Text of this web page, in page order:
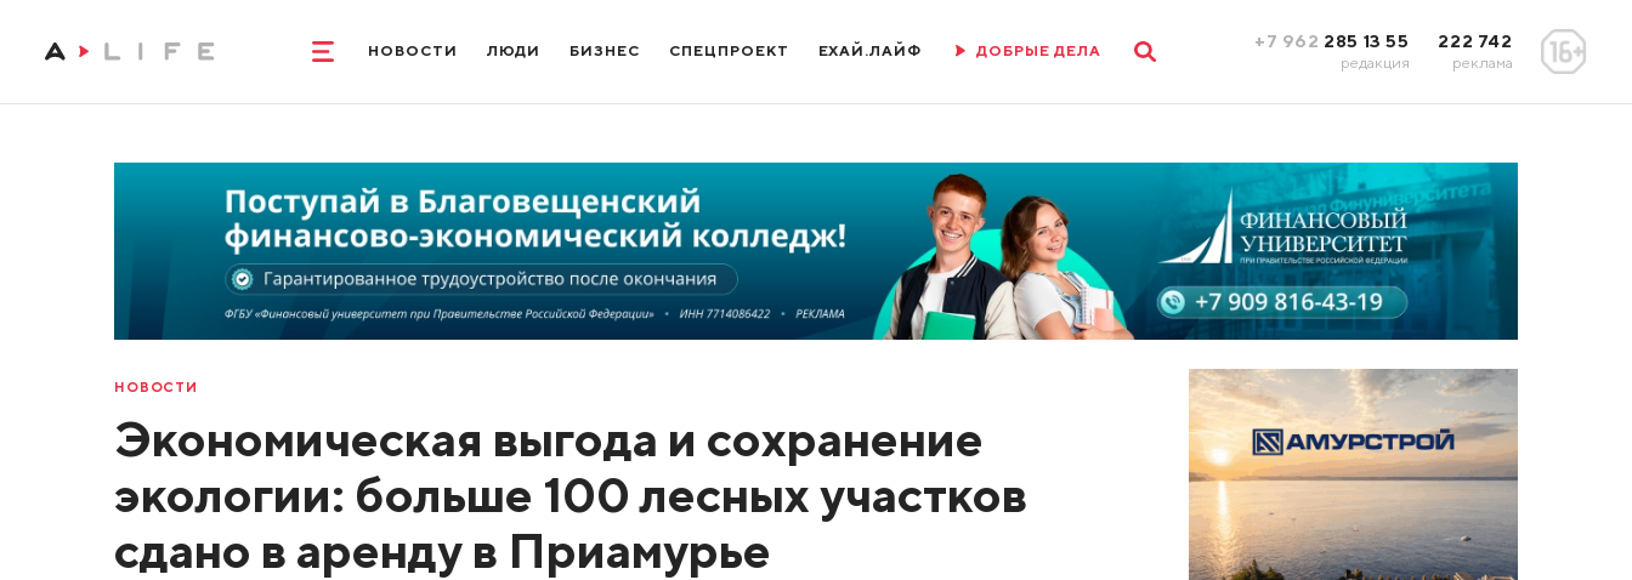
НОВОСТИ ЛЮДИ БИЗНЕС СПЕЦПРОЕКТ ЕХАЙ.ЛАЙФ ДОБРЫЕ ДЕЛА +7 962 285 13 55
редакция
222 742
реклама
НОВОСТИ
Экономическая выгода и сохранение
экологии: больше 100 лесных участков
сдано в аренду в Приамурье